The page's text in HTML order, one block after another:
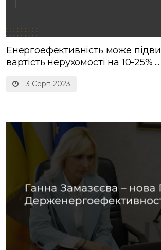
3 Серп 2023
Енергоефективність може
вартість нерухомості на 10-25% ...